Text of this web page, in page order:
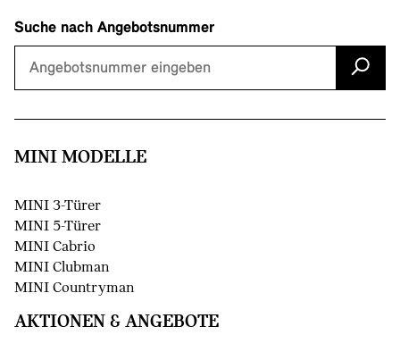
Suche nach Angebotsnummer
MINI MODELLE
MINI 3-Türer
MINI 5-Türer
MINI Cabrio
MINI Clubman
MINI Countryman
AKTIONEN & ANGEBOTE